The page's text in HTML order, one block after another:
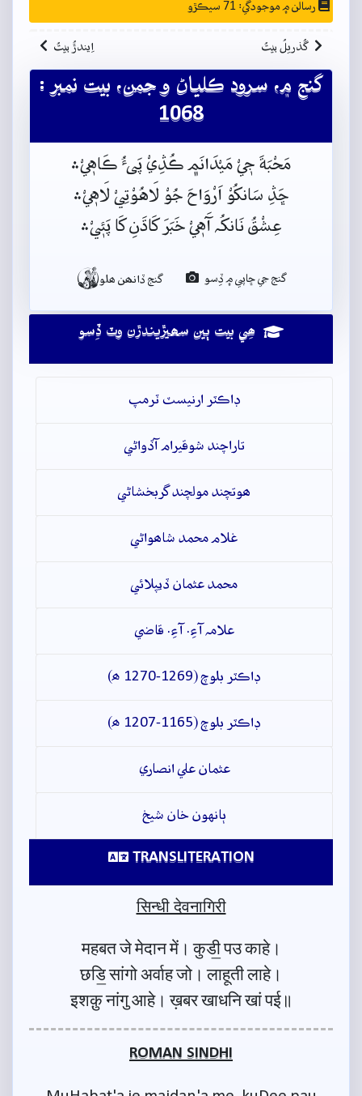
رسالن ۾ موجودگي: 71 سيڪڙو
گُذريلُ بيتُ اِيندڙُ بيتُ
گنج ۾، سرود ڪلياڻ و جمن، بيت نمبر :
1068
مَحْبَةَ جٖيْ مَيْدَانَم﮼ ڪُڎِيْ پَىءُ ڪَاهٖيْ﮶
ڇَڎِ سَانکُوْ اَرْوَاحَ جُوْ لَاهُوْتِيْ لَاهٖيْ﮶
عِشْقُ نَانکُہ آَهٖيْ خَبَرَ کَاڌَنِ کَا پَئٖيْ﮶
گنج جي ڇاپي ۾ ڏِسو گنج ڏانھن ھلو
ھِي بيت ٻين سھيڙيندڙن وٽ ڏِسو
ڊاڪٽر ارنيسٽ ٽرمپ
تاراچند شوقيرام آڏواڻي
ھوتچند مولچند گربخشاڻي
غلام محمد شاھواڻي
محمد عثمان ڏيپلائي
علامہ آءِ. آءِ. قاضي
ڊاڪٽر بلوچ (1269-1270 ھ)
ڊاڪٽر بلوچ (1165-1207 ھ)
عثمان علي انصاري
ٻانهون خان شيخ
TRANSLITERATION
सिन्धी देवनागिरी
महबत जे मेदान में। कुडी॒ पउ काहे।
छडि॒ सांगो अर्वाह जो। लाहूती लाहे।
इशक़ु नांगु आहे। ख़बर खाधनि खां पई॥
ROMAN SINDHI